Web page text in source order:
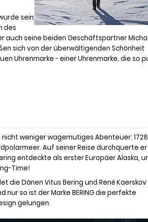
sein
des
auch seine beiden Geschäftspartner
sich von der überwältigenden Schönheit
Uhrenmarke - einer Uhrenmarke, die so
weniger wagemutiges Abenteuer: 1728
Auf seiner Reise durchquerte er
entdeckte als erster Europäer Alaska,
Time!
die Dänen Vitus Bering und René Kaerskov
nur so ist der Marke BERING die perfekte
gelungen.